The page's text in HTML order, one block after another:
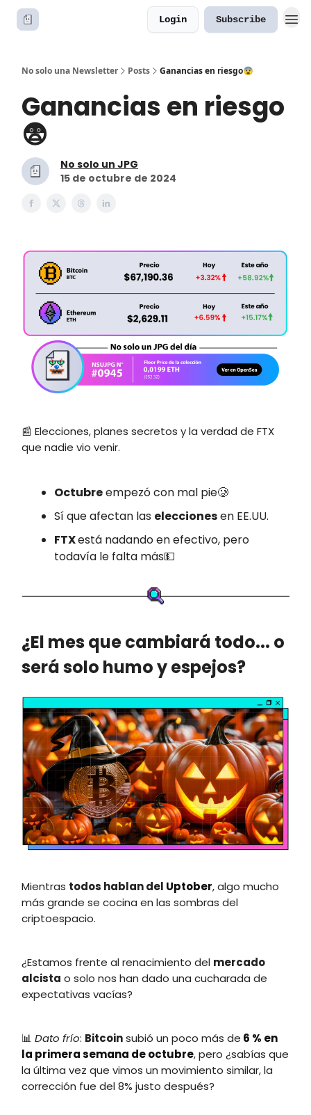
Login Subscribe
No solo una Newsletter Posts Ganancias en riesgo😨
Ganancias en riesgo
😨
No solo un JPG
15 de octubre de 2024
📰 Elecciones, planes secretos y la verdad de FTX
que nadie vio venir.
Octubreempezó con mal pie🥲
Sí que afectan las eleccionesen EE.UU.
FTXestá nadando en efectivo, pero
todavía le falta más💵
¿El mes que cambiará todo... o
será solo humo y espejos?
Mientras todos hablan del Uptober, algo mucho
más grande se cocina en las sombras del
criptoespacio.
¿Estamos frente al renacimiento del mercado
alcista o solo nos han dado una cucharada de
expectativas vacías?
📊 Dato frío: Bitcoinsubió un poco más de 6 % en
la primera semana de octubre, pero ¿sabías que
la última vez que vimos un movimiento similar, la
corrección fue del 8% justo después?